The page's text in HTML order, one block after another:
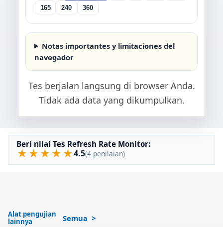
165
240 360
Notas importantes y limitaciones del
navegador
Tes berjalan langsung di browser Anda.
Tidak ada data yang dikumpulkan.
Beri nilai Tes Refresh Rate Monitor:
★ ★ ★ ★ ★4.5(4 penilaian)
Alat pengujian
lainnya
Semua